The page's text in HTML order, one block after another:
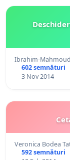
Ibrahim-Mahmoud
602 semnături
3 Nov 2014
Veronica Bodea
592 semnături